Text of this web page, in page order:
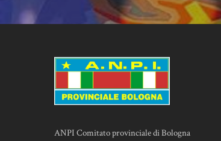
ANPI Comitato provinciale di Bologna